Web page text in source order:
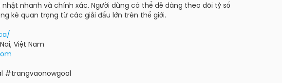
nhanh và chính xác. Người dùng có thể dễ dàng theo dõi tỷ số
kê quan trọng từ các giải đấu lớn trên thế giới.
Việt Nam
#trangvaonowgoal